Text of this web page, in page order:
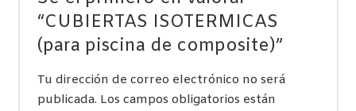
“CUBIERTAS ISOTERMICAS
(para piscina de composite)”
Tu dirección de correo electrónico no será
publicada. Los campos obligatorios están